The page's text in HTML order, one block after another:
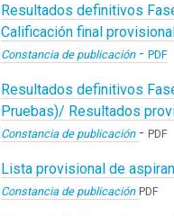
Resultados definitivos
Calificación final
Constancia de publicación- PDF
Resultados definitivos
Pruebas)/ Resultados
Constancia de publicación - PDF
Lista provisional de
Constancia de publicación PDF